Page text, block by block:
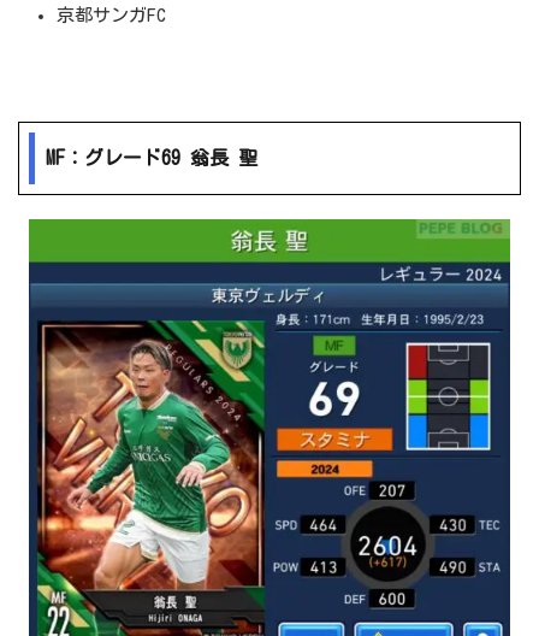
京都サンガFC
MF：グレード69 翁長 聖